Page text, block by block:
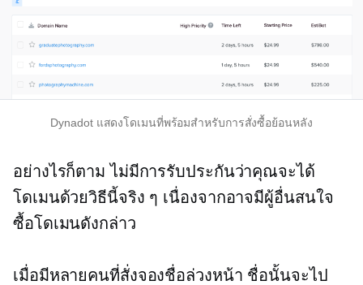
Dynadot แสดงโดเมนที่พร้อมสำหรับการสั่งซื้อย้อนหลัง
อย่างไรก็ตาม ไม่มีการรับประกันว่าคุณจะได้
โดเมนด้วยวิธีนี้จริง ๆ เนื่องจากอาจมีผู้อื่นสนใจ
ซื้อโดเมนดังกล่าว
เมื่อมีหลายคนที่สั่งจองชื่อล่วงหน้า ชื่อนั้นจะไป